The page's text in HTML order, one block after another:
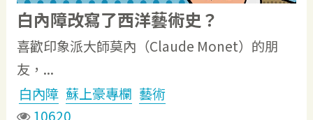
白內障改寫了西洋藝術史？
喜歡印象派大師莫內（Claude Monet）的朋
友，...
白內障 蘇上豪專欄 藝術
10620